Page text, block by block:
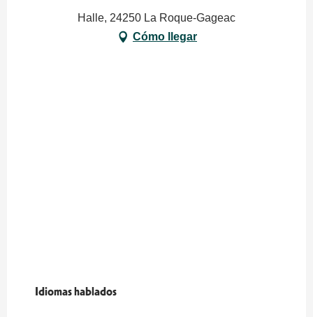
Halle, 24250 La Roque-Gageac
Cómo llegar
Idiomas hablados
Idiomas hablados